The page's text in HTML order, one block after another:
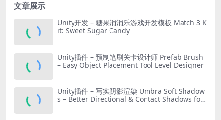
文章展示
Unity开发 – 糖果消消乐游戏开发模板 Match 3 K
it: Sweet Sugar Candy
Unity插件 – 预制笔刷关卡设计师 Prefab Brush
– Easy Object Placement Tool Level Designer
Unity插件 – 写实阴影渲染 Umbra Soft Shadow
s – Better Directional & Contact Shadows for